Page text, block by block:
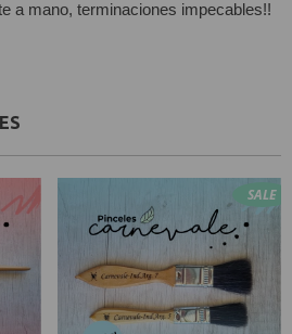
a mano, terminaciones impecables!!